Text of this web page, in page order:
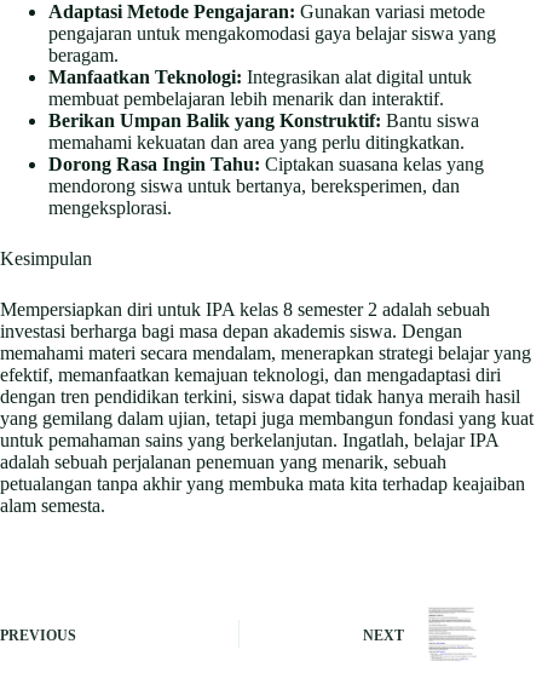
Adaptasi Metode Pengajaran: Gunakan variasi metode
pengajaran untuk mengakomodasi gaya belajar siswa yang
beragam.
Manfaatkan Teknologi: Integrasikan alat digital untuk
membuat pembelajaran lebih menarik dan interaktif.
Berikan Umpan Balik yang Konstruktif: Bantu siswa
memahami kekuatan dan area yang perlu ditingkatkan.
Dorong Rasa Ingin Tahu: Ciptakan suasana kelas yang
mendorong siswa untuk bertanya, bereksperimen, dan
mengeksplorasi.
Kesimpulan
Mempersiapkan diri untuk IPA kelas 8 semester 2 adalah sebuah
investasi berharga bagi masa depan akademis siswa. Dengan
memahami materi secara mendalam, menerapkan strategi belajar yang
efektif, memanfaatkan kemajuan teknologi, dan mengadaptasi diri
dengan tren pendidikan terkini, siswa dapat tidak hanya meraih hasil
yang gemilang dalam ujian, tetapi juga membangun fondasi yang kuat
untuk pemahaman sains yang berkelanjutan. Ingatlah, belajar IPA
adalah sebuah perjalanan penemuan yang menarik, sebuah
petualangan tanpa akhir yang membuka mata kita terhadap keajaiban
alam semesta.
PREVIOUS NEXT